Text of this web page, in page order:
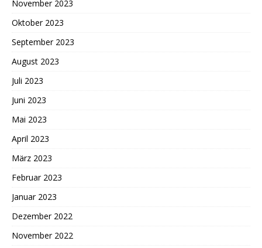
November 2023
Oktober 2023
September 2023
August 2023
Juli 2023
Juni 2023
Mai 2023
April 2023
März 2023
Februar 2023
Januar 2023
Dezember 2022
November 2022